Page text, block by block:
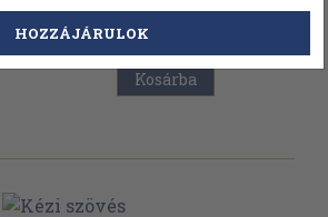
Kosárba
HOZZÁJÁRULOK